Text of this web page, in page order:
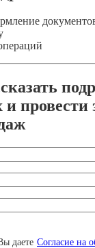
и провести
даете Согласие на